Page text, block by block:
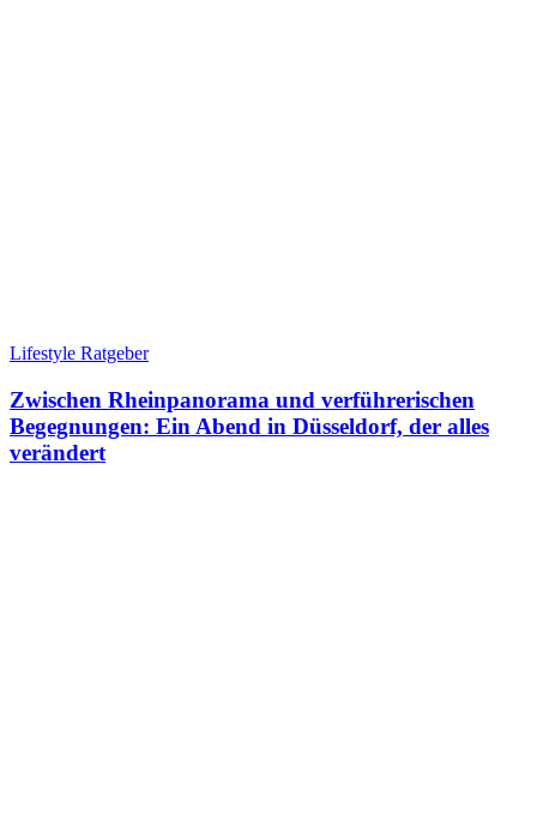
Lifestyle Ratgeber
Zwischen Rheinpanorama und verführerischen
Begegnungen: Ein Abend in Düsseldorf, der alles
verändert